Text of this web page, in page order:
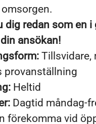
dig redan som en i
ansökan!
Tillsvidare,
provanställning
Heltid
Dagtid måndag-
förekomma vid